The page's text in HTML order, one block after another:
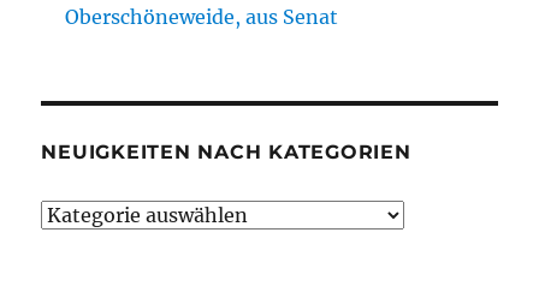
Oberschöneweide, aus Senat
NEUIGKEITEN NACH KATEGORIEN
Neuigkeiten